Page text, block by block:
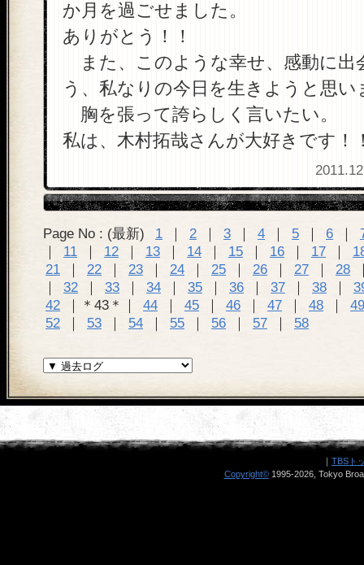
か月を過ごせました。
ありがとう！！
また、このような幸せ、感動に出
う、私なりの今日を生きようと思い
胸を張って誇らしく言いたい。
私は、木村拓哉さんが大好きです！
Page No : (最新) 1 ｜ 2 ｜ 3 ｜ 4 ｜ 5 ｜ 6 ｜
｜
11 ｜ 12 ｜ 13 ｜ 14 ｜ 15 ｜ 16 ｜ 17 ｜
21
｜ 22 ｜ 23 ｜ 24 ｜ 25 ｜ 26 ｜ 27 ｜ 28
｜
32 ｜ 33 ｜ 34 ｜ 35 ｜ 36 ｜ 37 ｜ 38 ｜
42
｜＊43＊｜ 44 ｜ 45 ｜ 46 ｜ 47 ｜ 48 ｜
49
52
｜ 53 ｜ 54 ｜ 55 ｜ 56 ｜ 57 ｜ 58
｜ TBSト
Copyright© 1995-2026, Tokyo